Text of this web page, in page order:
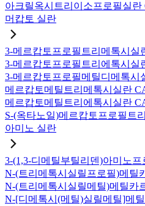
아크릴옥시트리이소프로필실란
머캅토 실란
3-메르캅토프로필트리메톡시실
3-메르캅토프로필트리에톡시실
3-메르캅토프로필메틸디메톡시
메르캅토메틸트리메톡시실란
메르캅토메틸트리에톡시실란
S-(옥타노일)메르캅토프로필트
아미노 실란
3-(1,3-디메틸부틸리덴)아미노
N-(트리메톡시실릴프로필)메틸
N-(트리메톡시실릴메틸)메틸카
N-[디메톡시(메틸)실릴메틸]메